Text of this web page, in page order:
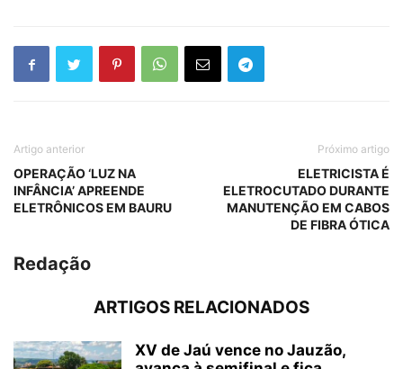
Artigo anterior
OPERAÇÃO ‘LUZ NA
INFÂNCIA’ APREENDE
ELETRÔNICOS EM BAURU
Próximo artigo
ELETRICISTA É
ELETROCUTADO DURANTE
MANUTENÇÃO EM CABOS
DE FIBRA ÓTICA
Redação
ARTIGOS RELACIONADOS
XV de Jaú vence no Jauzão,